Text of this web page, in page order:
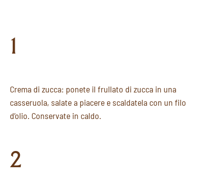
1
Crema di zucca: ponete il frullato di zucca in una
casseruola, salate a piacere e scaldatela con un filo
d’olio. Conservate in caldo.
2